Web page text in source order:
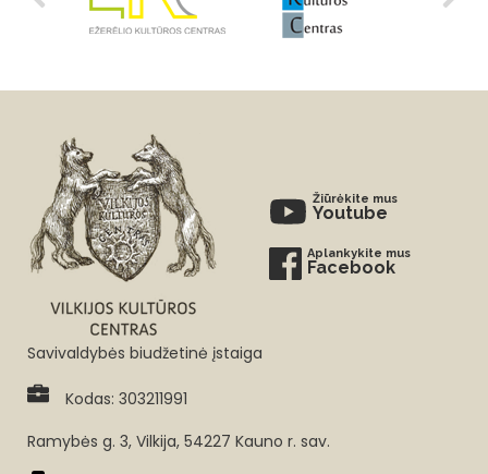
Žiūrėkite mus
Youtube
Aplankykite mus
Facebook
Savivaldybės biudžetinė įstaiga
Kodas: 303211991
Ramybės g. 3, Vilkija, 54227 Kauno r. sav.